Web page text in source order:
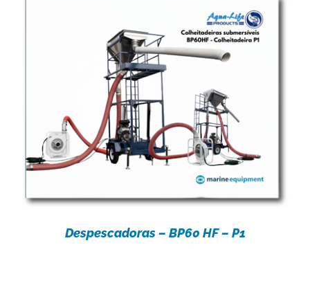
Despescadoras – BP60 HF – P1